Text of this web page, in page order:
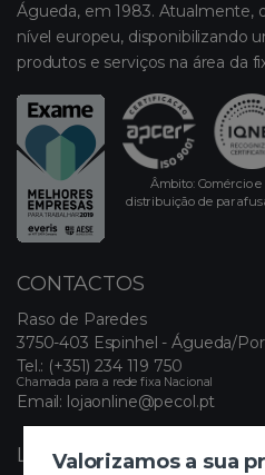
Valorizamos a sua
Águeda, em 1983. Atualmente,
nível europeu, disponibilizando
produtos e serviços na área da
Âmbito: Comércio e
distribuição de
CONTACTOS
Raso de Paredes
3750-403 Espinhel - Águeda/
Tel.: (+351) 234 119 750
Chamada para a rede fixa Nacional
Email: lojaonline@pecol.pt
LINKS ÚTEIS